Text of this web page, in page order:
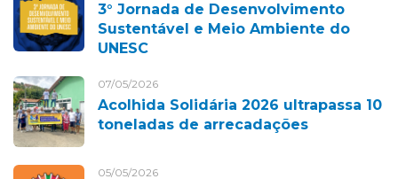
3° Jornada de Desenvolvimento
Sustentável e Meio Ambiente do
UNESC
07/05/2026
Acolhida Solidária 2026 ultrapassa 10
toneladas de arrecadações
05/05/2026